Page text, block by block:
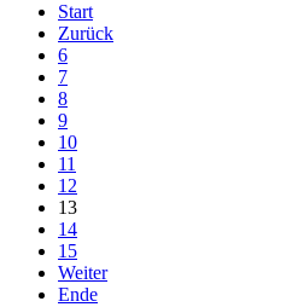
Start
Zurück
6
7
8
9
10
11
12
13
14
15
Weiter
Ende